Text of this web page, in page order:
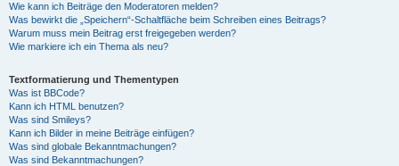
Wie kann ich Beiträge den Moderatoren melden?
Was bewirkt die „Speichern“-Schaltfläche beim Schreiben eines Beitrags?
Warum muss mein Beitrag erst freigegeben werden?
Wie markiere ich ein Thema als neu?
Textformatierung und Thementypen
Was ist BBCode?
Kann ich HTML benutzen?
Was sind Smileys?
Kann ich Bilder in meine Beiträge einfügen?
Was sind globale Bekanntmachungen?
Was sind Bekanntmachungen?